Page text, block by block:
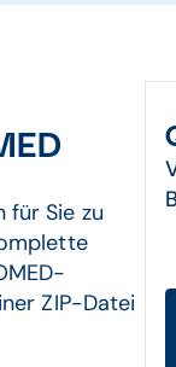
für Sie zu
ZIP-Datei